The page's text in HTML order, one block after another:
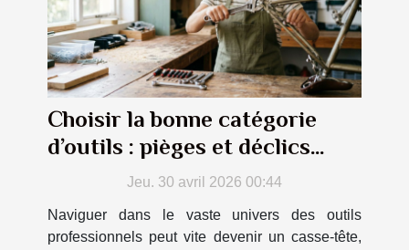
Choisir la bonne catégorie
d’outils : pièges et déclics
inattendusJeu. 30 avril 2026 00:44
Naviguer dans le vaste univers des outils
professionnels peut vite devenir un casse-tête,